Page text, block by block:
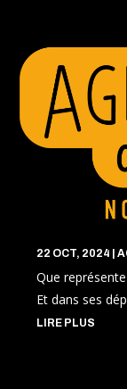
22 OCT, 2024 |
Que
Et dans ses
LIRE PLUS